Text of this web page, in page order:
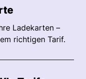
Ladekarten –
richtigen Tarif.